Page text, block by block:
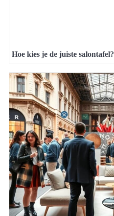
Hoe kies je de juiste salontafel?